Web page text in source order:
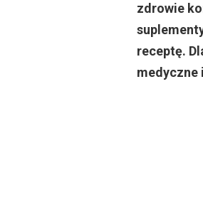
zdrowie
receptę.
medyczne